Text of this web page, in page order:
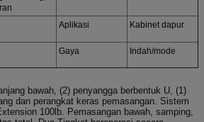
Aplikasi Kabinet dapur
Gaya Indah/mode
bawah, (2) penyangga berbentuk U, (1)
dan perangkat keras pemasangan. Sistem
100lb. Pemasangan bawah, samping,